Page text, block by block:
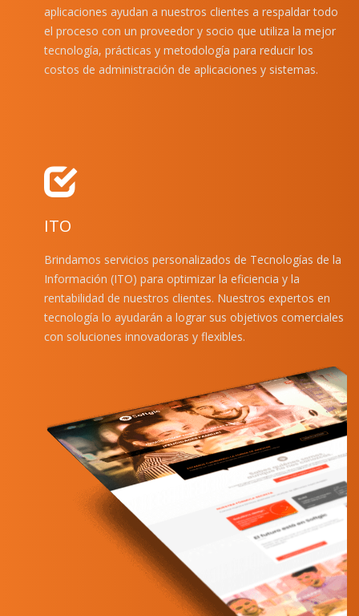
aplicaciones ayudan a nuestros clientes a respaldar todo
el proceso con un proveedor y socio que utiliza la mejor
tecnología, prácticas y metodología para reducir los
costos de administración de aplicaciones y sistemas.
ITO
Brindamos servicios personalizados de Tecnologías de la
Información (ITO) para optimizar la eficiencia y la
rentabilidad de nuestros clientes. Nuestros expertos en
tecnología lo ayudarán a lograr sus objetivos comerciales
con soluciones innovadoras y flexibles.